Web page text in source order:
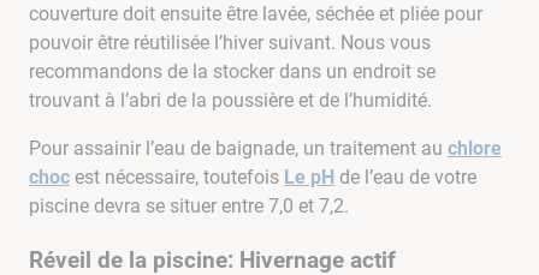
couverture doit ensuite être lavée, séchée et pliée pour
pouvoir être réutilisée l’hiver suivant. Nous vous
recommandons de la stocker dans un endroit se
trouvant à l’abri de la poussière et de l’humidité.
Pour assainir l’eau de baignade, un traitement au chlore
choc est nécessaire, toutefois Le pH de l’eau de votre
piscine devra se situer entre 7,0 et 7,2.
Réveil de la piscine: Hivernage actif